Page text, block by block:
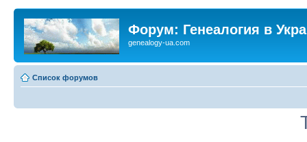
Форум: Генеалогия в
genealogy-ua.com
Список форумов